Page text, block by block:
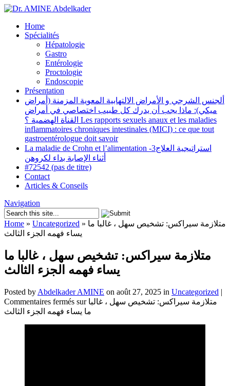
Home
Spécialités
Hépatologie
Gastro
Entérologie
Proctologie
Endoscopie
Présentation
ألجنس الشرجي و الأمراض الالتهابية المعوية المزمنة (أمراض
ميكي): ماذا يجب أن يدرك كل طبيب اختصاصي في أمراض
القناة الهضمية ؟ Les rapports sexuels anaux et les maladies
inflammatoires chroniques intestinales (MICI) : ce que tout
gastroentérologue doit savoir
La maladie de Crohn et l’alimentation -3استراتيجية العلاج
أثناء الإصابة بداء لكروهن
#72542 (pas de titre)
Contact
Articles & Conseils
Navigation
Home » Uncategorized »
يساء فهمه الجزء الثالث
متلازمة سيراكس: تشخيص سهل ، غالبا ما
يساء فهمه الجزء الثالث
Posted by Abdelkader AMINE on août 27, 2025 in Uncategorized |
Commentaires fermés sur متلازمة سيراكس: تشخيص سهل ، غالبا
ما يساء فهمه الجزء الثالث